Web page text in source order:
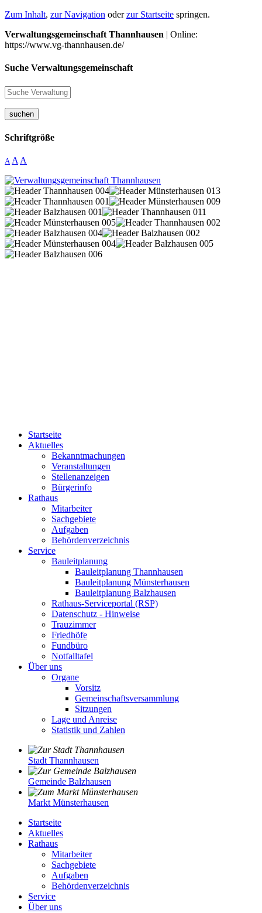
Zum Inhalt, zur Navigation oderzur Startseite springen.
Verwaltungsgemeinschaft Thannhausen | Online:
https://www.vg-thannhausen.de/
Suche Verwaltungsgemeinschaft
suchen
Schriftgröße
A A A
Startseite
Aktuelles
Bekanntmachungen
Veranstaltungen
Stellenanzeigen
Bürgerinfo
Rathaus
Mitarbeiter
Sachgebiete
Aufgaben
Behördenverzeichnis
Service
Bauleitplanung
Bauleitplanung Thannhausen
Bauleitplanung Münsterhausen
Bauleitplanung Balzhausen
Rathaus-Serviceportal (RSP)
Datenschutz - Hinweise
Trauzimmer
Friedhöfe
Fundbüro
Notfalltafel
Über uns
Organe
Vorsitz
Gemeinschaftsversammlung
Sitzungen
Lage und Anreise
Statistik und Zahlen
Stadt Thannhausen
Gemeinde Balzhausen
Markt Münsterhausen
Startseite
Aktuelles
Rathaus
Mitarbeiter
Sachgebiete
Aufgaben
Behördenverzeichnis
Service
Über uns